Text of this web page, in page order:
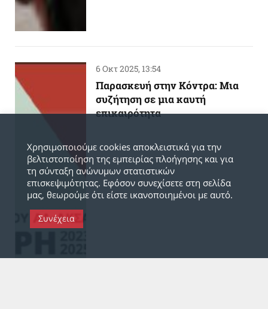
6 Οκτ 2025, 13:54
Παρασκευή στην Κόντρα: Μια
συζήτηση σε μια καυτή
επικαιρότητα
Χρησιμοποιούμε cookies αποκλειστικά για την
βελτιστοποίηση της εμπειρίας πλοήγησης και για
τη σύνταξη ανώνυμων στατιστικών
επισκεψιμότητας. Εφόσον συνεχίσετε στη σελίδα
μας, θεωρούμε ότι είστε ικανοποιημένοι με αυτό.
Συνέχεια